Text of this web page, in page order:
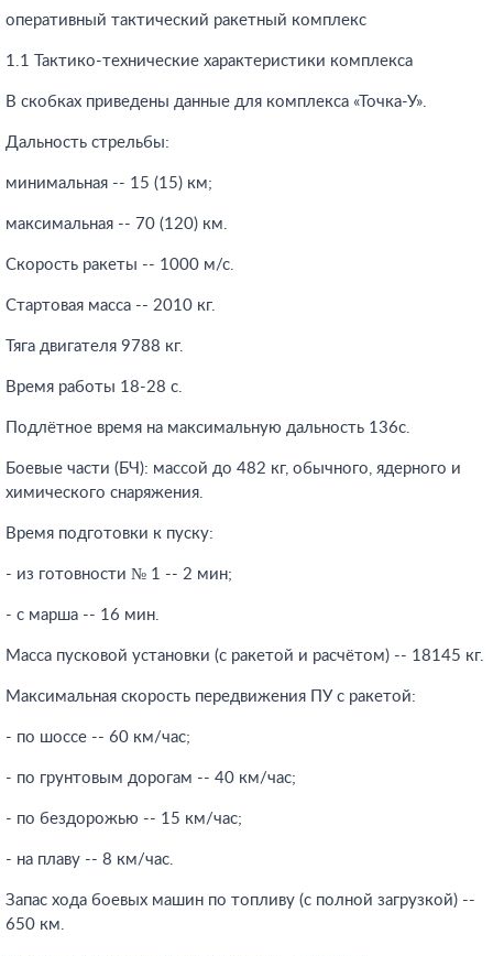
оперативный тактический ракетный комплекс
1.1 Тактико-технические характеристики комплекса
В скобках приведены данные для комплекса «Точка-У».
Дальность стрельбы:
минимальная -- 15 (15) км;
максимальная -- 70 (120) км.
Скорость ракеты -- 1000 м/с.
Стартовая масса -- 2010 кг.
Тяга двигателя 9788 кг.
Время работы 18-28 с.
Подлётное время на максимальную дальность 136с.
Боевые части (БЧ): массой до 482 кг, обычного, ядерного и
химического снаряжения.
Время подготовки к пуску:
- из готовности № 1 -- 2 мин;
- с марша -- 16 мин.
Масса пусковой установки (с ракетой и расчётом) -- 18145 кг.
Максимальная скорость передвижения ПУ с ракетой:
- по шоссе -- 60 км/час;
- по грунтовым дорогам -- 40 км/час;
- по бездорожью -- 15 км/час;
- на плаву -- 8 км/час.
Запас хода боевых машин по топливу (с полной загрузкой) --
650 км.